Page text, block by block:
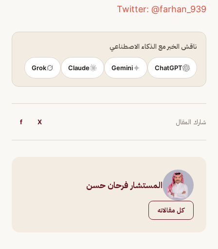
ناقش الخبر مع الذكاء الاصطناعي
ChatGPT
Gemini
Claude
Grok
شارك المقال X
f
المستشار فرحان حسن
كل مقالاته